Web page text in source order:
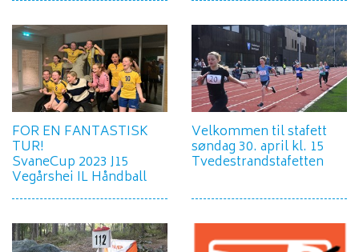
FOR EN FANTASTISK
TUR!
SvaneCup 2023 J15
Vegårshei IL Håndball
Velkommen til stafett
søndag 30. april kl. 15
Tvedestrandstafetten